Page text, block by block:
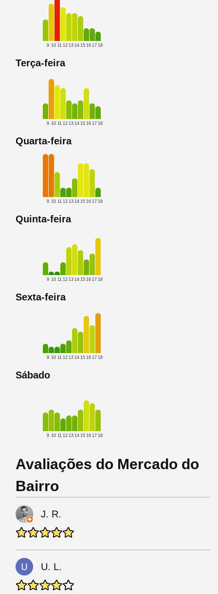
9 10 11 12 13 14 15 16 17 18
Terça-feira
9 10 11 12 13 14 15 16 17 18
Quarta-feira
9 10 11 12 13 14 15 16 17 18
Quinta-feira
9 10 11 12 13 14 15 16 17 18
Sexta-feira
9 10 11 12 13 14 15 16 17 18
Sábado
9 10 11 12 13 14 15 16 17 18
Avaliações do Mercado do
Bairro
J. R.
U. L.